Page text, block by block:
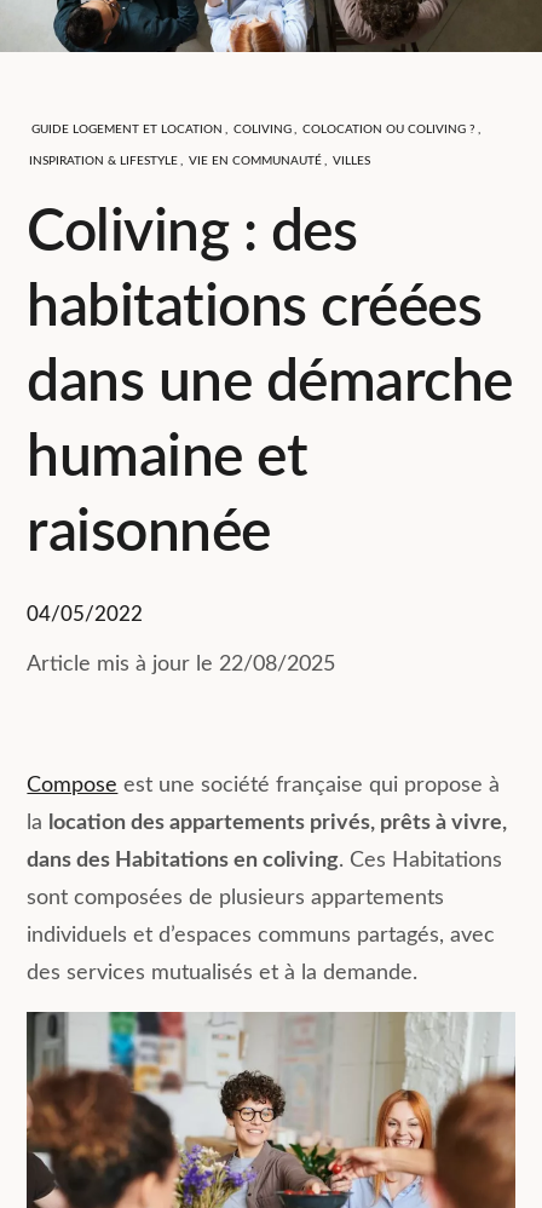
GUIDE LOGEMENT ET LOCATION COLIVING COLOCATION OU COLIVING ?
INSPIRATION & LIFESTYLE VIE EN COMMUNAUTÉ VILLES
Coliving : des
habitations créées
dans une démarche
humaine et
raisonnée
04/05/2022
Article mis à jour le 22/08/2025
Compose est une société française qui propose à
la location des appartements privés, prêts à vivre,
dans des Habitations en coliving. Ces Habitations
sont composées de plusieurs appartements
individuels et d’espaces communs partagés, avec
des services mutualisés et à la demande.